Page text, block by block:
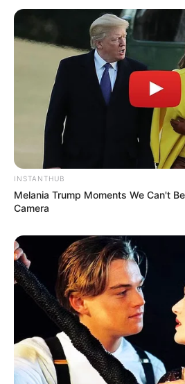
INSTANTHUB
Melania Trump Moments We Can't
Camera